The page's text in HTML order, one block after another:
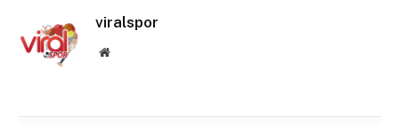
viralspor
Website